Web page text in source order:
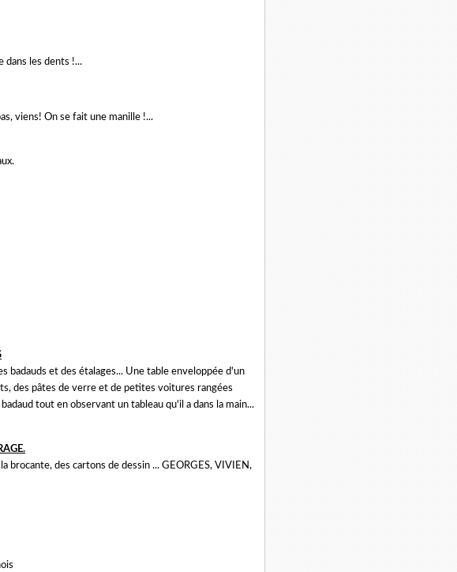
dans les dents !...
viens! On se fait une manille !...
badauds et des étalages... Une table enveloppée d'un
des pâtes de verre et de petites voitures rangées
tout en observant un tableau qu'il a dans la main...
brocante, des cartons de dessin ... GEORGES, VIVIEN,